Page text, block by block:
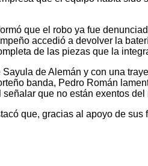
que el robo ya fue
accedió a devolver la
de las piezas que la
de Alemán y con una
banda, Pedro Román
señalar que no están exentos
que, gracias al apoyo de